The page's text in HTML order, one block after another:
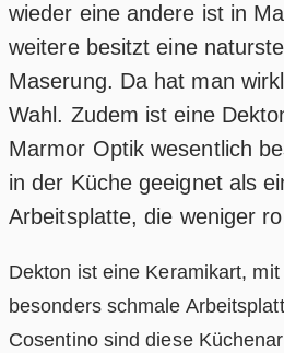
wieder eine andere ist in
weitere besitzt eine
Maserung. Da hat man
Wahl. Zudem ist eine
Marmor Optik wesentlich
in der Küche geeignet als
Arbeitsplatte, die weniger
Dekton ist eine Keramikart,
besonders schmale
Cosentino sind diese